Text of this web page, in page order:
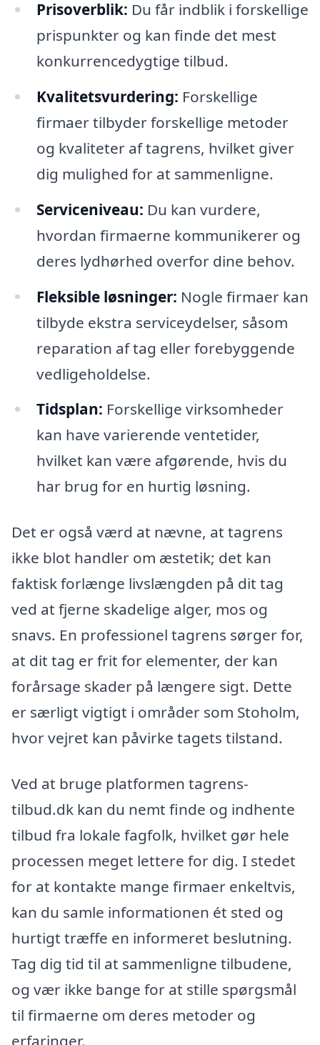
Prisoverblik: Du får indblik i forskellige
prispunkter og kan finde det mest
konkurrencedygtige tilbud.
Kvalitetsvurdering: Forskellige
firmaer tilbyder forskellige metoder
og kvaliteter af tagrens, hvilket giver
dig mulighed for at sammenligne.
Serviceniveau: Du kan vurdere,
hvordan firmaerne kommunikerer og
deres lydhørhed overfor dine behov.
Fleksible løsninger: Nogle firmaer kan
tilbyde ekstra serviceydelser, såsom
reparation af tag eller forebyggende
vedligeholdelse.
Tidsplan: Forskellige virksomheder
kan have varierende ventetider,
hvilket kan være afgørende, hvis du
har brug for en hurtig løsning.
Det er også værd at nævne, at tagrens
ikke blot handler om æstetik; det kan
faktisk forlænge livslængden på dit tag
ved at fjerne skadelige alger, mos og
snavs. En professionel tagrens sørger for,
at dit tag er frit for elementer, der kan
forårsage skader på længere sigt. Dette
er særligt vigtigt i områder som Stoholm,
hvor vejret kan påvirke tagets tilstand.
Ved at bruge platformen tagrens-
tilbud.dk kan du nemt finde og indhente
tilbud fra lokale fagfolk, hvilket gør hele
processen meget lettere for dig. I stedet
for at kontakte mange firmaer enkeltvis,
kan du samle informationen ét sted og
hurtigt træffe en informeret beslutning.
Tag dig tid til at sammenligne tilbudene,
og vær ikke bange for at stille spørgsmål
til firmaerne om deres metoder og
erfaringer.